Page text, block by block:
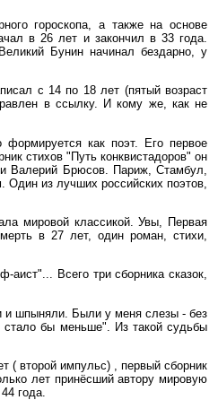
гороскопа, а также на основе
в 26 лет и закончил в 33 года.
Бунин начинал бездарно, у
с 14 по 18 лет (пятый возраст
в ссылку. И кому же, как не
как поэт. Его первое
стихов "Путь конквистадоров" он
Валерий Брюсов. Париж, Стамбул,
из лучших российских поэтов,
мировой классикой. Увы, Первая
в 27 лет, один роман, стихи,
Всего три сборника сказок,
и шпыняли. Были у меня слезы - без
бы меньше". Из такой судьбы
( второй импульс) , первый сборник
лет принёсший автору мировую
года.